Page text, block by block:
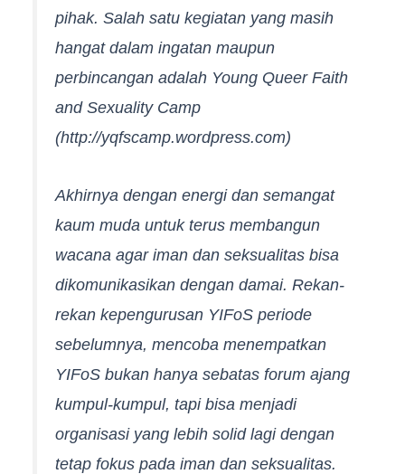
pihak. Salah satu kegiatan yang masih
hangat dalam ingatan maupun
perbincangan adalah Young Queer Faith
and Sexuality Camp
(http://yqfscamp.wordpress.com)
Akhirnya dengan energi dan semangat
kaum muda untuk terus membangun
wacana agar iman dan seksualitas bisa
dikomunikasikan dengan damai. Rekan-
rekan kepengurusan YIFoS periode
sebelumnya, mencoba menempatkan
YIFoS bukan hanya sebatas forum ajang
kumpul-kumpul, tapi bisa menjadi
organisasi yang lebih solid lagi dengan
tetap fokus pada iman dan seksualitas.